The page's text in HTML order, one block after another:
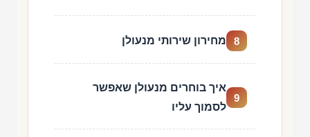
8 מחירון שירותי מנעולן
9
איך בוחרים מנעולן שאפשר
לסמוך עליו